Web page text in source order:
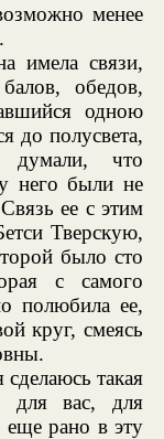
менее
имела связи,
обедов,
одною
до полусвета,
думали, что
него были не
ее с этим
Тверскую,
было сто
с самого
полюбила ее,
круг, смеясь
такая
вас, для
рано в эту